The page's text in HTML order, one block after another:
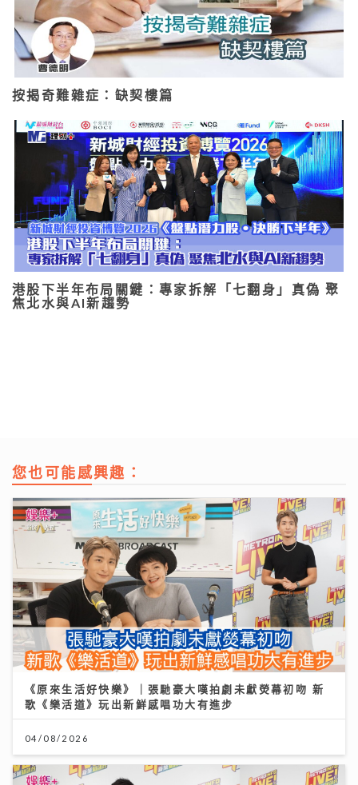
按揭奇難雜症：缺契樓篇
港股下半年布局關鍵：專家拆解「七翻身」真偽 聚
焦北水與AI新趨勢
您也可能感興趣：
《原來生活好快樂》｜張馳豪大嘆拍劇未獻熒幕初吻 新
歌《樂活道》玩出新鮮感唱功大有進步
04/08/2026